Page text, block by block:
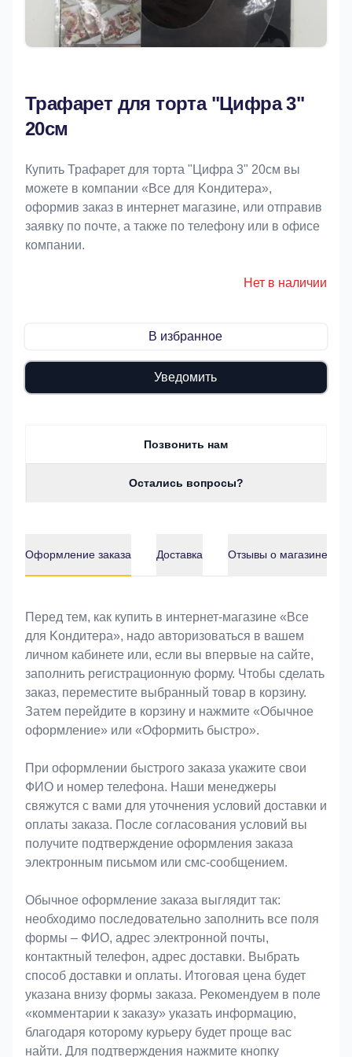
Трафарет для торта "Цифра 3"
20см
Купить Трафарет для торта "Цифра 3" 20см вы
можете в компании «Bce для Koндитeрa»,
оформив заказ в интернет магазине, или отправив
заявку по почте, а также по телефону или в офисе
компании.
Нет в наличии
В избранное
Уведомить
Позвонить нам
Остались вопросы?
Оформление заказа Доставка Отзывы о магазине
Оформление заказа
Перед тем, как купить в интернет-магазине «Bce
для Koндитeрa», надо авторизоваться в вашем
личном кабинете или, если вы впервые на сайте,
заполнить регистрационную форму. Чтобы сделать
заказ, переместите выбранный товар в корзину.
Затем перейдите в корзину и нажмите «Обычное
оформление» или «Оформить быстро».
При оформлении быстрого заказа укажите свои
ФИО и номер телефона. Наши менеджеры
свяжутся с вами для уточнения условий доставки и
оплаты заказа. После согласования условий вы
получите подтверждение оформления заказа
электронным письмом или смс-сообщением.
Обычное оформление заказа выглядит так:
необходимо последовательно заполнить все поля
формы – ФИО, адрес электронной почты,
контактный телефон, адрес доставки. Выбрать
способ доставки и оплаты. Итоговая цена будет
указана внизу формы заказа. Рекомендуем в поле
«комментарии к заказу» указать информацию,
благодаря которому курьеру будет проще вас
найти. Для подтверждения нажмите кнопку